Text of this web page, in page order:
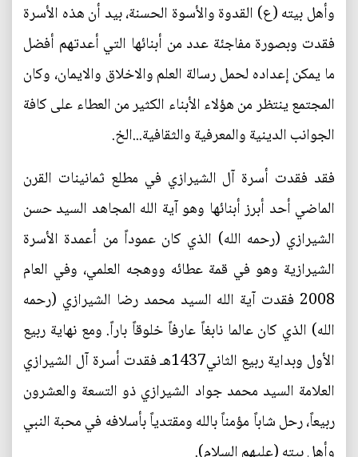
وأهل بيته (ع) القدوة والأسوة الحسنة، بيد أن هذه الأسرة
فقدت وبصورة مفاجئة عدد من أبنائها التي أعدتهم أفضل
ما يمكن إعداده لحمل رسالة العلم والاخلاق والايمان، وكان
المجتمع ينتظر من هؤلاء الأبناء الكثير من العطاء على كافة
الجوانب الدينية والمعرفية والثقافية...الخ.
فقد فقدت أسرة آل الشيرازي في مطلع ثمانينات القرن
الماضي أحد أبرز أبنائها وهو آية الله المجاهد السيد حسن
الشيرازي (رحمه الله) الذي كان عموداً من أعمدة الأسرة
الشيرازية وهو في قمة عطائه ووهجه العلمي، وفي العام
2008 فقدت آية الله السيد محمد رضا الشيرازي (رحمه
الله) الذي كان عالما نابغاً عارفاً خلوقاً باراً. ومع نهاية ربيع
الأول وبداية ربيع الثاني1437هـ فقدت أسرة آل الشيرازي
العلامة السيد محمد جواد الشيرازي ذو التسعة والعشرون
ربيعاً، رحل شاباً مؤمناً بالله ومقتدياً بأسلافه في محبة النبي